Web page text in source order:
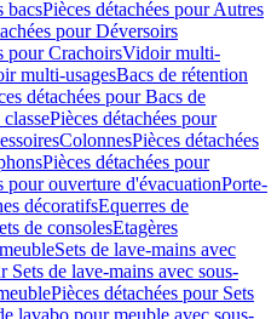
bacsPièces détachées pour Autres
pour Déversoirs
pour CrachoirsVidoir multi-
multi-usagesBacs de rétention
détachées pour Bacs de
Pièces détachées pour
ColonnesPièces détachées
Pièces détachées pour
pour ouverture d'évacuationPorte-
décoratifsEquerres de
de consolesEtagères
Sets de lave-mains avec
Sets de lave-mains avec sous-
Pièces détachées pour Sets
lavabo pour meuble avec sous-